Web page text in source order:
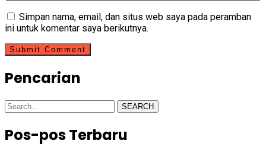
Simpan nama, email, dan situs web saya pada peramban
ini untuk komentar saya berikutnya.
Pencarian
SEARCH
Pos-pos Terbaru